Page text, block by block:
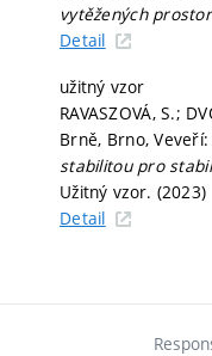
vytěžených prostor
Detail
užitný vzor
RAVASZOVÁ, S.;
Brně, Brno, Veveří:
stabilitou pro
Užitný vzor. (2023)
Detail